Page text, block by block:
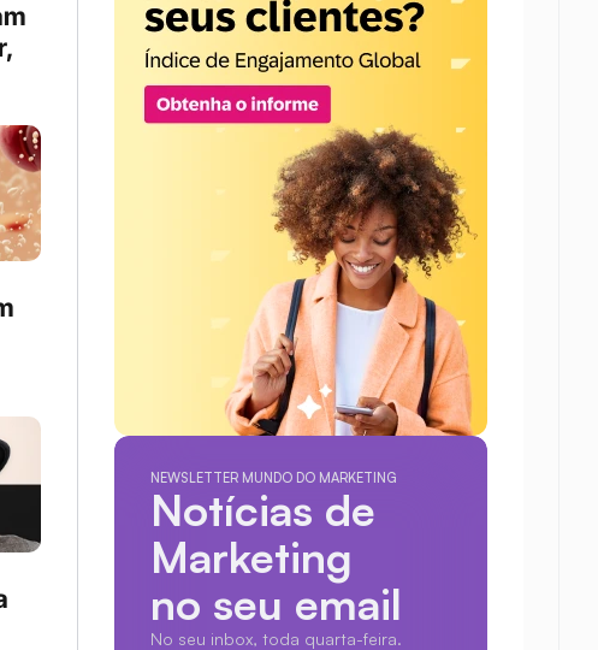
NEWSLETTER MUNDO DO MARKETING
Notícias de
Marketing
no seu email
No seu inbox, toda quarta-feira.